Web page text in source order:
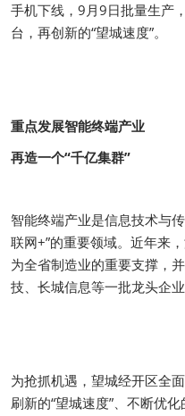
手机下线，9月9日批量生产
台，再创新的“望城速度”。
重点发展智能终端产业
再造一个“千亿集群”
智能终端产业是信息技术与
联网+”的重要领域。近年来
为全省制造业的重要支撑，
技、长城信息等一批龙头企业
为抢抓机遇，望城经开区全
刷新的“望城速度”、不断优